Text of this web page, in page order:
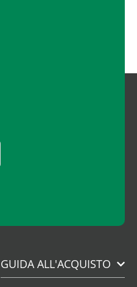
GUIDA ALL'ACQUISTO